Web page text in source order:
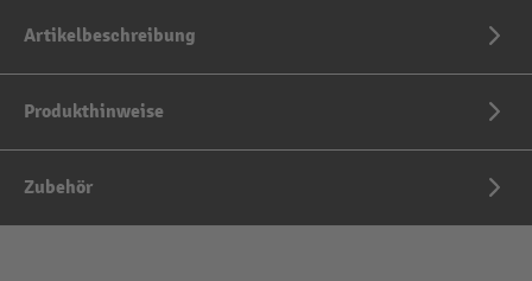
Artikelbeschreibung
Produkthinweise
Zubehör